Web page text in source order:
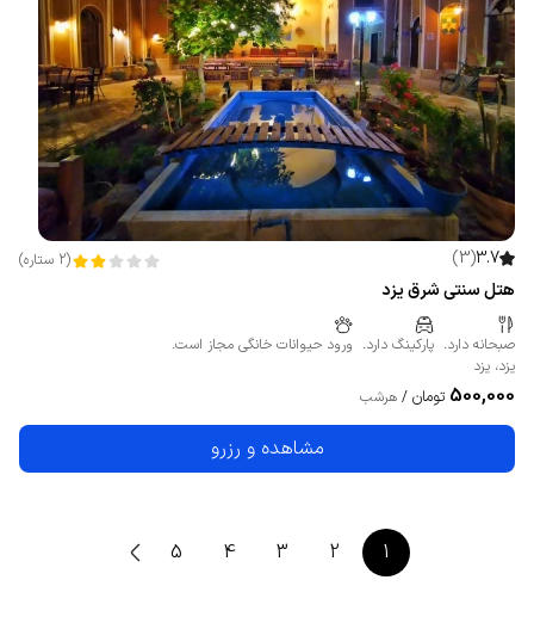
3.7
(
3
)
(
2 ستاره)
هتل سنتی شرق یزد
صبحانه دارد. پارکینگ دارد. ورود حیوانات خانگی مجاز است.
یزد، یزد
500,000 تومان / هرشب
مشاهده و رزرو
1
2
3
4
5